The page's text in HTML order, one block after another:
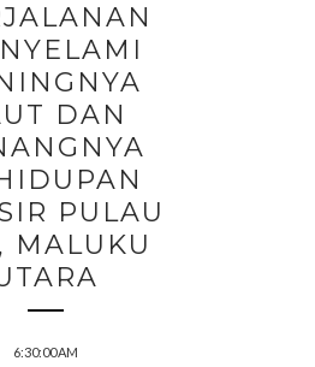
DAN
PULAU
MALUKU
6:30:00 AM